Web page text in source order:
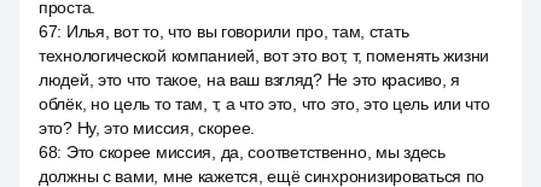
проста.
67: Илья, вот то, что вы говорили про, там, стать
технологической компанией, вот это вот, т, поменять жизни
людей, это что такое, на ваш взгляд? Не это красиво, я
облёк, но цель то там, т, а что это, что это, это цель или что
это? Ну, это миссия, скорее.
68: Это скорее миссия, да, соответственно, мы здесь
должны с вами, мне кажется, ещё синхронизироваться по